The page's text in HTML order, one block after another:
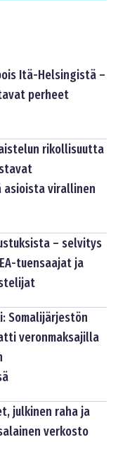
Itä-Helsingistä –
perheet
rikollisuutta
asioista virallinen
– selvitys
tuensaajat ja
Somalijärjestön
veronmaksajilla
julkinen raha ja
verkosto